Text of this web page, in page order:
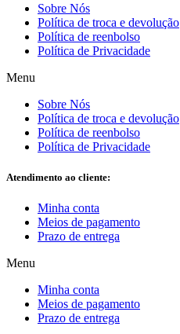
Sobre Nós
Política de troca e devolução
Política de reenbolso
Política de Privacidade
Menu
Sobre Nós
Política de troca e devolução
Política de reenbolso
Política de Privacidade
Atendimento ao cliente:
Minha conta
Meios de pagamento
Prazo de entrega
Menu
Minha conta
Meios de pagamento
Prazo de entrega